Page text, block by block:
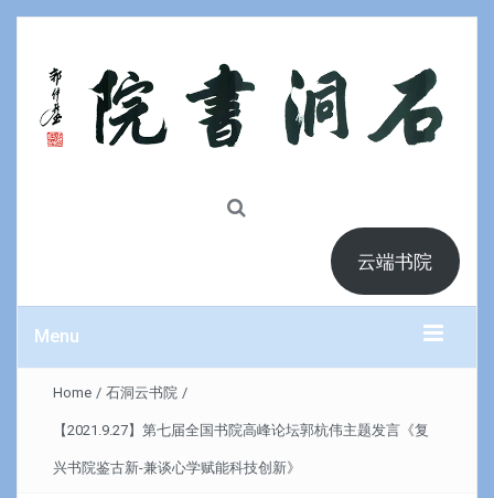
云端书院
Menu
Home / 石洞云书院 /
【2021.9.27】第七届全国书院高峰论坛郭杭伟主题发言《复
兴书院鉴古新-兼谈心学赋能科技创新》